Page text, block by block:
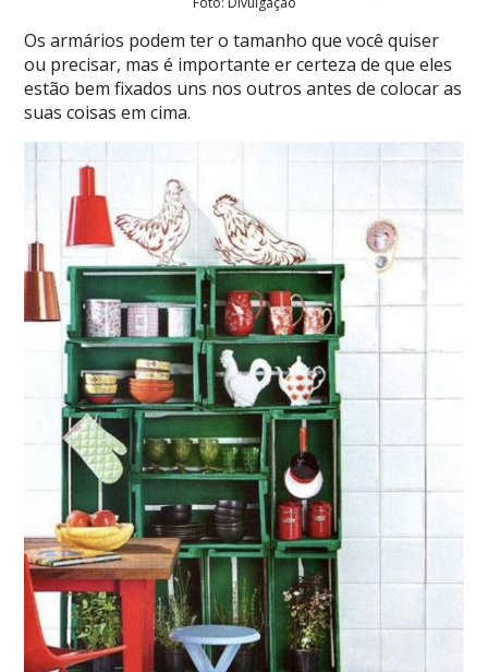
Os armários podem ter o tamanho que você quiser
ou precisar, mas é importante er certeza de que eles
estão bem fixados uns nos outros antes de colocar as
suas coisas em cima.